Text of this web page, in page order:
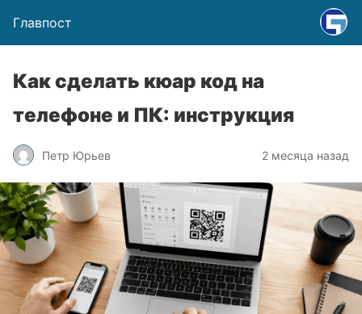
Главпост
Как сделать кюар код на
телефоне и ПК: инструкция
Петр Юрьев 2 месяца назад